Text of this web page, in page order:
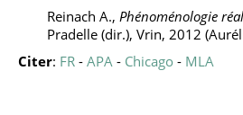
Reinach A., Phénoménologie
Pradelle (dir.), Vrin, 2012
Citer: FR - APA - Chicago - MLA